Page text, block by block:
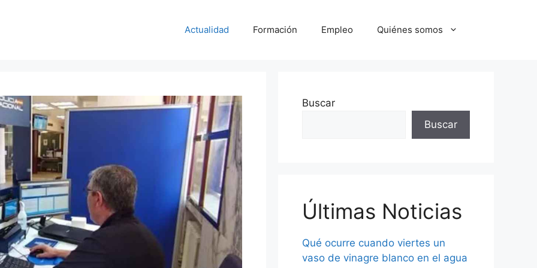
Actualidad Formación Empleo Quiénes somos
Buscar
Buscar
Últimas Noticias
Qué ocurre cuando viertes un
vaso de vinagre blanco en el agua